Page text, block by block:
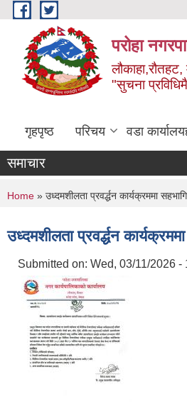
Skip to main content
परोहा
"सुचना
गृहपृष्ठ परिचय वडा
समाचार
You are here
Home » उध्दमशीलता प्रवर्द्धन कार्यक्रममा
उध्दमशीलता प्रवर्द्धन
Submitted on: Wed, 03/11/2026 -